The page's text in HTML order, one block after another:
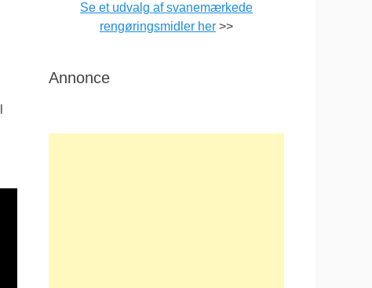
Se et udvalg af svanemærkede
rengøringsmidler her >>
Annonce